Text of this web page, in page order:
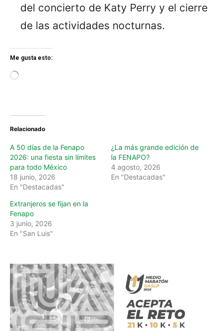
del concierto de Katy Perry y el cierre
de las actividades nocturnas.
Me gusta esto:
g
Relacionado
A 50 días de la Fenapo
2026: una fiesta sin límites
para todo México
18 junio, 2026
En "Destacadas"
¿La más grande edición de
la FENAPO?
4 agosto, 2026
En "Destacadas"
Extranjeros se fijan en la
Fenapo
3 junio, 2026
En "San Luis"